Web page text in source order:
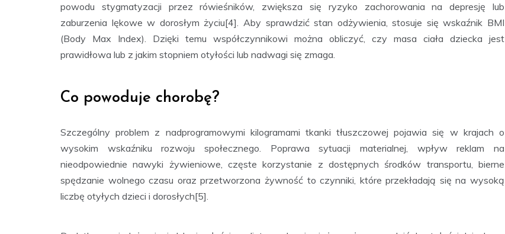
powodu stygmatyzacji przez rówieśników, zwiększa się ryzyko zachorowania na depresję lub
zaburzenia lękowe w dorosłym życiu[4]. Aby sprawdzić stan odżywienia, stosuje się wskaźnik BMI
(Body Max Index). Dzięki temu współczynnikowi można obliczyć, czy masa ciała dziecka jest
prawidłowa lub z jakim stopniem otyłości lub nadwagi się zmaga.
Co powoduje chorobę?
Szczególny problem z nadprogramowymi kilogramami tkanki tłuszczowej pojawia się w krajach o
wysokim wskaźniku rozwoju społecznego. Poprawa sytuacji materialnej, wpływ reklam na
nieodpowiednie nawyki żywieniowe, częste korzystanie z dostępnych środków transportu, bierne
spędzanie wolnego czasu oraz przetworzona żywność to czynniki, które przekładają się na wysoką
liczbę otyłych dzieci i dorosłych[5].